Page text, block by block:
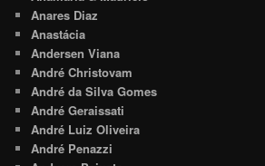
Anares Diaz
Anastácia
Andersen Viana
André Christovam
André da Silva Gomes
André Geraissati
André Luiz Oliveira
André Penazzi